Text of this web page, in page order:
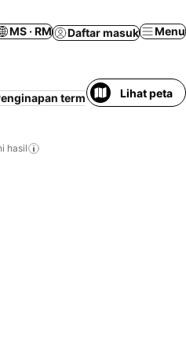
MS · RM Daftar masuk Menu
termasuk 2 makan
Lihat peta
hasil